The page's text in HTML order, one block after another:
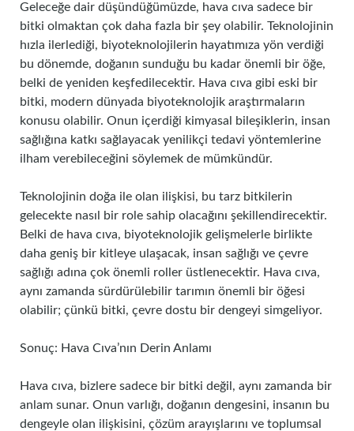
Geleceğe dair düşündüğümüzde, hava cıva sadece bir
bitki olmaktan çok daha fazla bir şey olabilir. Teknolojinin
hızla ilerlediği, biyoteknolojilerin hayatımıza yön verdiği
bu dönemde, doğanın sunduğu bu kadar önemli bir öğe,
belki de yeniden keşfedilecektir. Hava cıva gibi eski bir
bitki, modern dünyada biyoteknolojik araştırmaların
konusu olabilir. Onun içerdiği kimyasal bileşiklerin, insan
sağlığına katkı sağlayacak yenilikçi tedavi yöntemlerine
ilham verebileceğini söylemek de mümkündür.
Teknolojinin doğa ile olan ilişkisi, bu tarz bitkilerin
gelecekte nasıl bir role sahip olacağını şekillendirecektir.
Belki de hava cıva, biyoteknolojik gelişmelerle birlikte
daha geniş bir kitleye ulaşacak, insan sağlığı ve çevre
sağlığı adına çok önemli roller üstlenecektir. Hava cıva,
aynı zamanda sürdürülebilir tarımın önemli bir öğesi
olabilir; çünkü bitki, çevre dostu bir dengeyi simgeliyor.
Sonuç: Hava Cıva’nın Derin Anlamı
Hava cıva, bizlere sadece bir bitki değil, aynı zamanda bir
anlam sunar. Onun varlığı, doğanın dengesini, insanın bu
dengeyle olan ilişkisini, çözüm arayışlarını ve toplumsal